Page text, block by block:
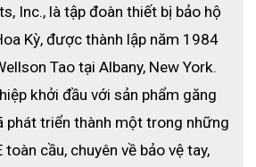
công thức Nitrile co giãn dẻo dai vừa khít
thống và mang lại sự thoải mái tối
sử dụng đa năng.
Inc., là tập đoàn thiết bị bảo hộ
Kỳ, được thành lập năm 1984
Tao tại Albany, New York.
khởi đầu với sản phẩm găng
phát triển thành một trong những
toàn cầu, chuyên về bảo vệ tay,